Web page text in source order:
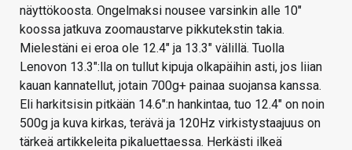
näyttökoosta. Ongelmaksi nousee varsinkin alle 10"
koossa jatkuva zoomaustarve pikkutekstin takia.
Mielestäni ei eroa ole 12.4" ja 13.3" välillä. Tuolla
Lenovon 13.3":lla on tullut kipuja olkapäihin asti, jos liian
kauan kannatellut, jotain 700g+ painaa suojansa kanssa.
Eli harkitsisin pitkään 14.6":n hankintaa, tuo 12.4" on noin
500g ja kuva kirkas, terävä ja 120Hz virkistystaajuus on
tärkeä artikkeleita pikaluettaessa. Herkästi ilkeä